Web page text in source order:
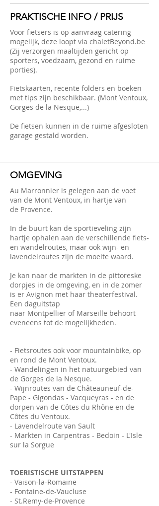
PRAKTISCHE INFO / PRIJS
Voor fietsers is op aanvraag catering
mogelijk, deze loopt via chaletBeyond.be
(Zij verzorgen maaltijden gericht op
sporters, voedzaam, gezond en ruime
porties).
Fietskaarten, recente folders en boeken
met tips zijn beschikbaar. (Mont Ventoux,
Gorges de la Nesque,...)
De fietsen kunnen in de ruime afgesloten
garage gestald worden.
OMGEVING
Au Marronnier is gelegen aan de voet
van de Mont Ventoux, in hartje van
de Provence.
In de buurt kan de sportieveling zijn
hartje ophalen aan de verschillende fiets-
en wandelroutes, maar ook wijn- en
lavendelroutes zijn de moeite waard.
Je kan naar de markten in de pittoreske
dorpjes in de omgeving, en in de zomer
is er Avignon met haar theaterfestival.
Een daguitstap
naar Montpellier of Marseille behoort
eveneens tot de mogelijkheden.
- Fietsroutes ook voor mountainbike, op
en rond de Mont Ventoux.
- Wandelingen in het natuurgebied van
de Gorges de la Nesque.
- Wijnroutes van de Châteauneuf-de-
Pape - Gigondas - Vacqueyras - en de
dorpen van de Côtes du Rhône en de
Côtes du Ventoux.
- Lavendelroute van Sault
- Markten in Carpentras - Bedoin - L'Isle
sur la Sorgue
TOERISTISCHE UITSTAPPEN
- Vaison-la-Romaine
- Fontaine-de-Vaucluse
- St.Remy-de-Provence